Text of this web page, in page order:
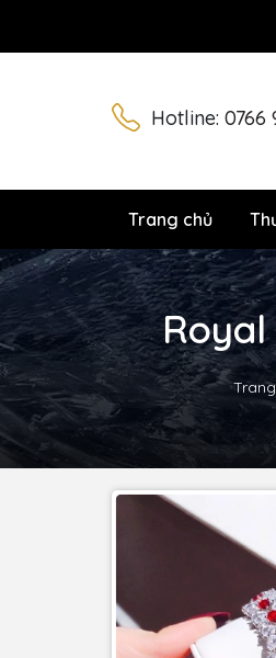
Hotline: 0766
Trang chủ
Royal